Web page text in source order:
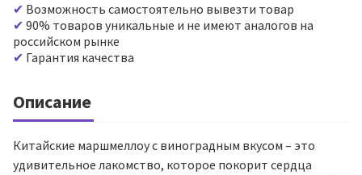
Возможность самостоятельно вывезти товар
90% товаров уникальные и не имеют аналогов на
российском рынке
Гарантия качества
Описание
Китайские маршмеллоу с виноградным вкусом – это
удивительное лакомство, которое покорит сердца